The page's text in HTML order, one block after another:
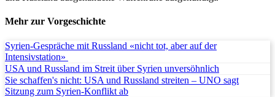
Mehr zur Vorgeschichte
Syrien-Gespräche mit Russland «nicht tot, aber auf der
Intensivstation»
USA und Russland im Streit über Syrien unversöhnlich
Sie schaffen's nicht: USA und Russland streiten – UNO sagt
Sitzung zum Syrien-Konflikt ab